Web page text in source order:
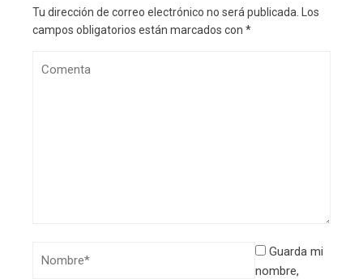
Tu dirección de correo electrónico no será publicada. Los
campos obligatorios están marcados con *
Guarda mi
nombre,